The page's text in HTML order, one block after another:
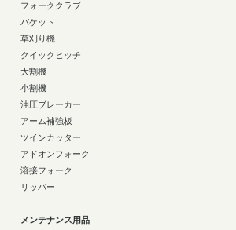
フォーククラブ
バケット
草刈り機
クイックヒッチ
大割機
小割機
油圧ブレーカー
アーム補強板
ツインカッター
アドオンフォーク
溶接フォーク
リッパー
メンテナンス用品